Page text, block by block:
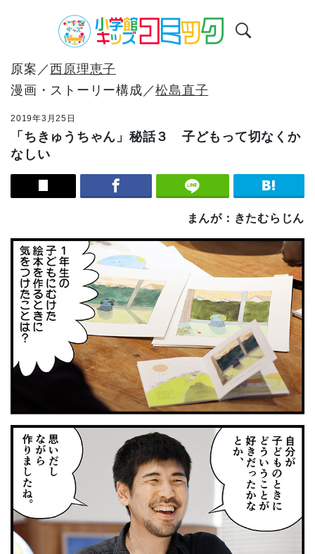
原案／西原理恵子
漫画・ストーリー構成／松島直子
2019年3月25日
「ちきゅうちゃん」秘話３ 子どもって切なくか
なしい
まんが：きたむらじん